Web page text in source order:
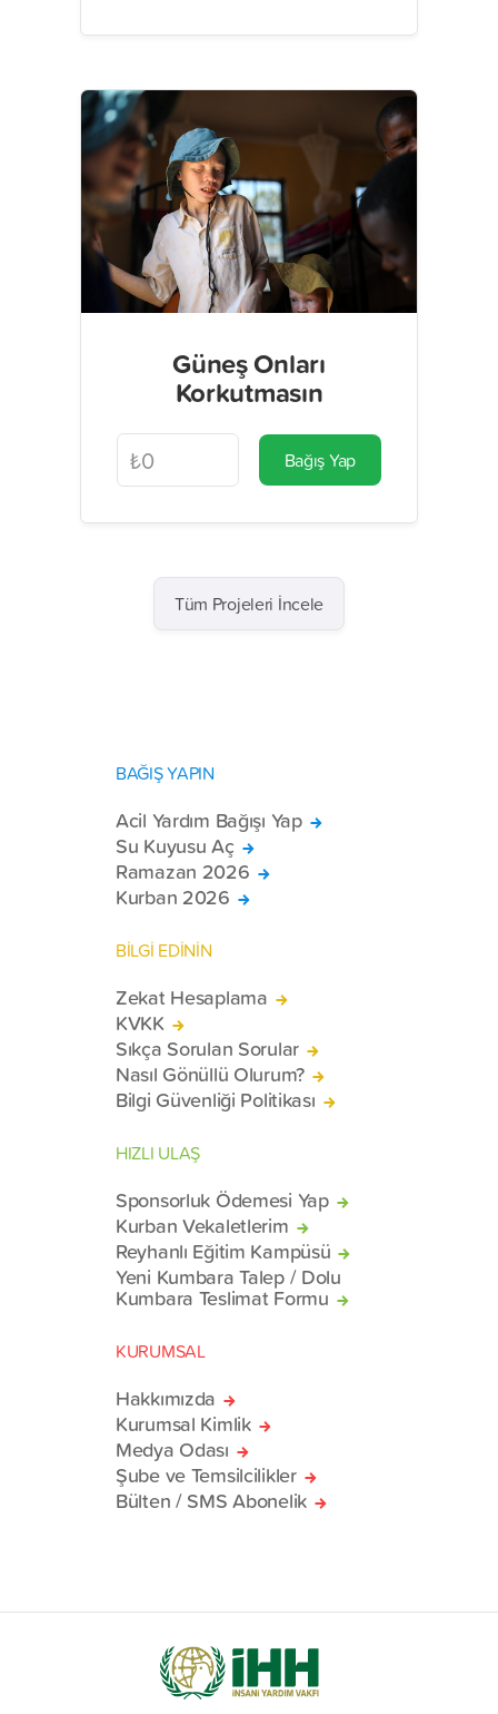
Güneş Onları
Korkutmasın
Bağış Yap
Tüm Projeleri İncele
BAĞIŞ YAPIN
Acil Yardım Bağışı Yap
Su Kuyusu Aç
Ramazan 2026
Kurban 2026
BİLGİ EDİNİN
Zekat Hesaplama
KVKK
Sıkça Sorulan Sorular
Nasıl Gönüllü Olurum?
Bilgi Güvenliği Politikası
HIZLI ULAŞ
Sponsorluk Ödemesi Yap
Kurban Vekaletlerim
Reyhanlı Eğitim Kampüsü
Yeni Kumbara Talep / Dolu
Kumbara Teslimat Formu
KURUMSAL
Hakkımızda
Kurumsal Kimlik
Medya Odası
Şube ve Temsilcilikler
Bülten / SMS Abonelik